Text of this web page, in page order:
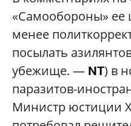
«Самообороны»
менее
посылать
убежище. — NT) в
паразитов-
Министр юстиции